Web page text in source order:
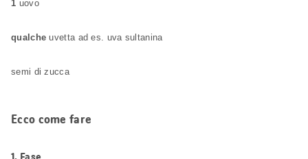
1 uovo
qualche uvetta ad es. uva sultanina
semi di zucca
Ecco come fare